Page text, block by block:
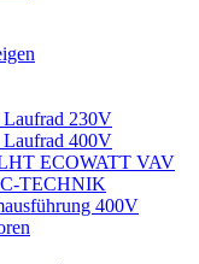
Laufrad 230V
Laufrad 400V
ECOWATT VAV
TECHNIK
400V